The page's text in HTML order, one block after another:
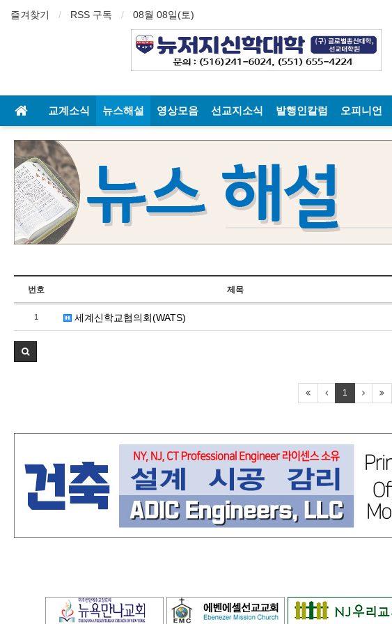
즐겨찾기 RSS 구독 08월 08일(토)
교계소식 뉴스해설 영상모음 선교지소식 발행인칼럼 오피니언
번호 제목
1 세계신학교협의회(WATS)
1